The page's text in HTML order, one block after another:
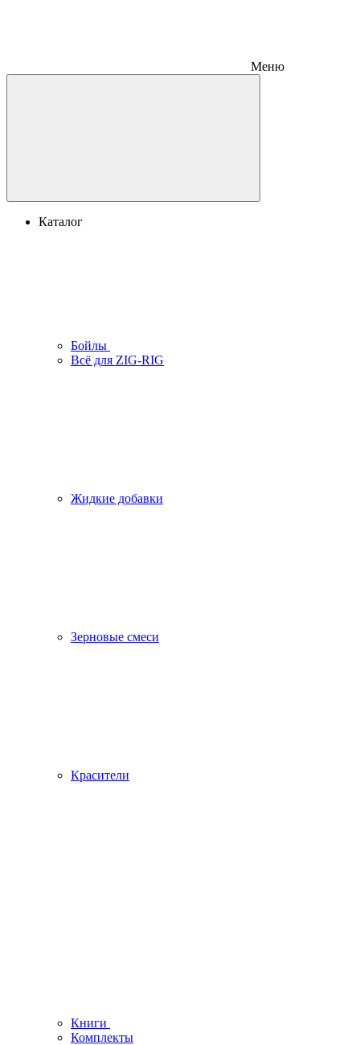
Меню
Каталог
Бойлы
Всё для ZIG-RIG
Жидкие добавки
Зерновые смеси
Красители
Книги
Комплекты